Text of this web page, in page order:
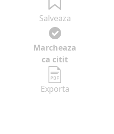
Salveaza
Marcheaza
ca citit
Exporta